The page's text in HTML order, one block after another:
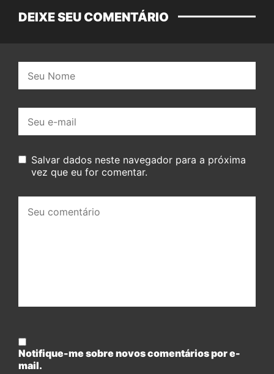
DEIXE SEU COMENTÁRIO
mail:
Salvar dados neste navegador para a próxima
vez que eu for comentar.
comentário:
Notifique-me sobre novos comentários por e-
mail.